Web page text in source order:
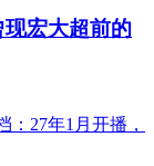
宏大超前的